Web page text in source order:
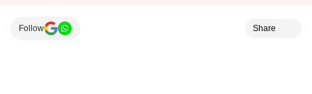
Follow Share